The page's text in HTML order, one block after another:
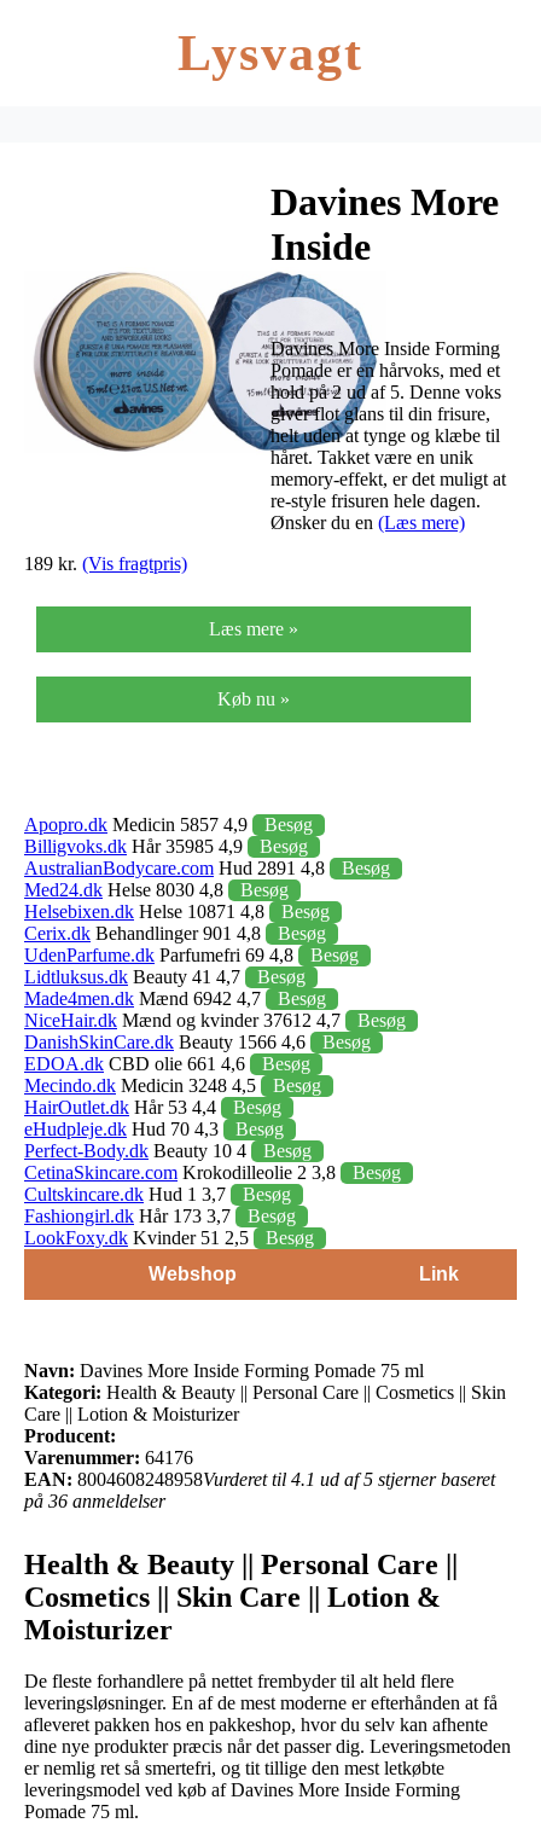
Lysvagt
Davines More
Inside
Forming
Pomade 75 ml
Davines More Inside Forming
Pomade er en hårvoks, med et
hold på 2 ud af 5. Denne voks
giver flot glans til din frisure,
helt uden at tynge og klæbe til
håret. Takket være en unik
memory-effekt, er det muligt at
re-style frisuren hele dagen.
Ønsker du en (Læs mere)
189 kr. (Vis fragtpris)
Læs mere »
Køb nu »
Apopro.dk Medicin 5857 4,9
Besøg
Billigvoks.dk Hår 35985 4,9
Besøg
AustralianBodycare.com Hud 2891 4,8
Besøg
Med24.dk Helse 8030 4,8
Besøg
Helsebixen.dk Helse 10871 4,8
Besøg
Cerix.dk Behandlinger 901 4,8
Besøg
UdenParfume.dk Parfumefri 69 4,8
Besøg
Lidtluksus.dk Beauty 41 4,7
Besøg
Made4men.dk Mænd 6942 4,7
Besøg
NiceHair.dk Mænd og kvinder 37612 4,7
Besøg
DanishSkinCare.dk Beauty 1566 4,6
Besøg
EDOA.dk CBD olie 661 4,6
Besøg
Mecindo.dk Medicin 3248 4,5
Besøg
HairOutlet.dk Hår 53 4,4
Besøg
eHudpleje.dk Hud 70 4,3
Besøg
Perfect-Body.dk Beauty 10 4
Besøg
CetinaSkincare.com Krokodilleolie 2 3,8
Besøg
Cultskincare.dk Hud 1 3,7
Besøg
Fashiongirl.dk Hår 173 3,7
Besøg
LookFoxy.dk Kvinder 51 2,5
Besøg
Webshop
Link
Navn: Davines More Inside Forming Pomade 75 ml
Kategori: Health & Beauty || Personal Care || Cosmetics || Skin
Care || Lotion & Moisturizer
Producent:
Varenummer: 64176
EAN: 8004608248958Vurderet til 4.1 ud af 5 stjerner baseret
på 36 anmeldelser
Health & Beauty || Personal Care ||
Cosmetics || Skin Care || Lotion &
Moisturizer
De fleste forhandlere på nettet frembyder til alt held flere
leveringsløsninger. En af de mest moderne er efterhånden at få
afleveret pakken hos en pakkeshop, hvor du selv kan afhente
dine nye produkter præcis når det passer dig. Leveringsmetoden
er nemlig ret så smertefri, og tit tillige den mest letkøbte
leveringsmodel ved køb af Davines More Inside Forming
Pomade 75 ml.